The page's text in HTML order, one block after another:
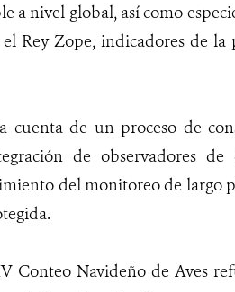
a nivel global, así como
Rey Zope, indicadores de
cuenta de un proceso de
de observadores
del monitoreo de largo
Conteo Navideño de Aves